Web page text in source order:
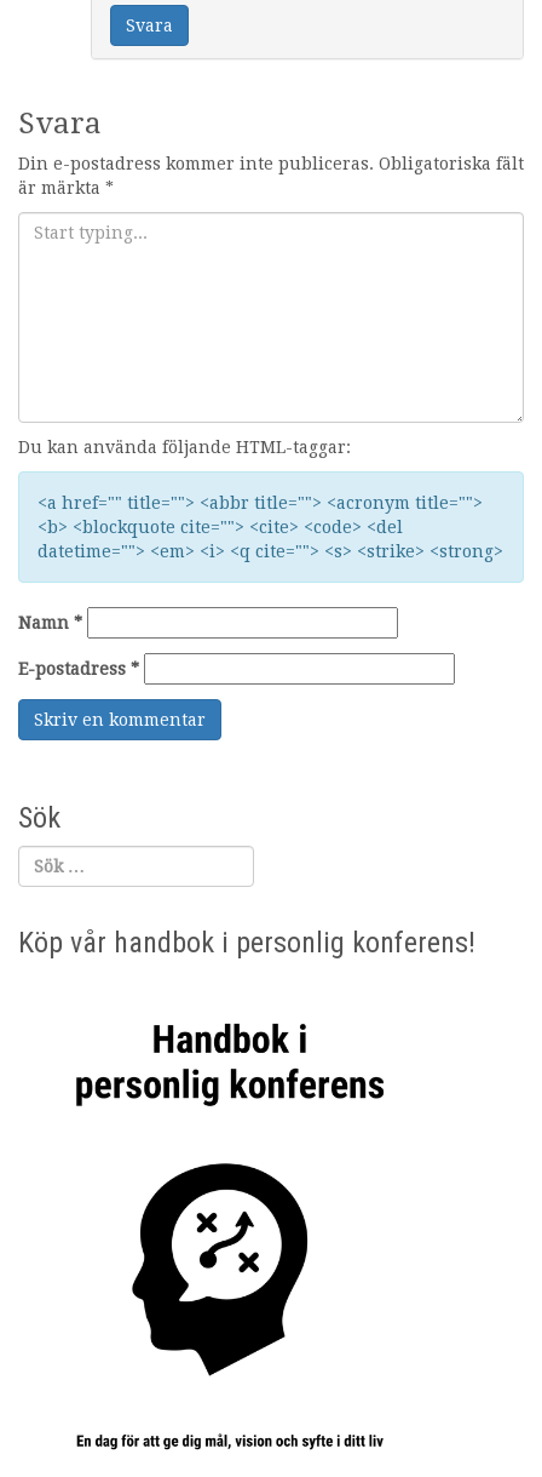
Svara
Svara
Din e-postadress kommer inte publiceras. Obligatoriska fält
är märkta *
Du kan använda följande HTML-taggar:
<a href="" title=""> <abbr title=""> <acronym title="">
<b> <blockquote cite=""> <cite> <code> <del
datetime=""> <em> <i> <q cite=""> <s> <strike> <strong>
Namn *
E-postadress *
Sök
Köp vår handbok i personlig konferens!